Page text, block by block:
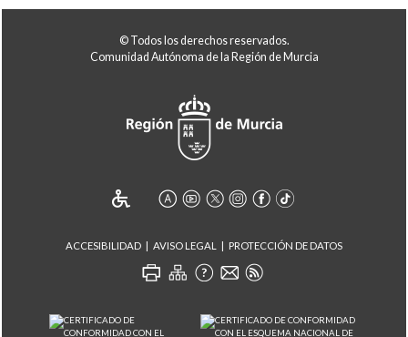
© Todos los derechos reservados.
Comunidad Autónoma de la Región de Murcia
ACCESIBILIDAD AVISO LEGAL PROTECCIÓN DE DATOS